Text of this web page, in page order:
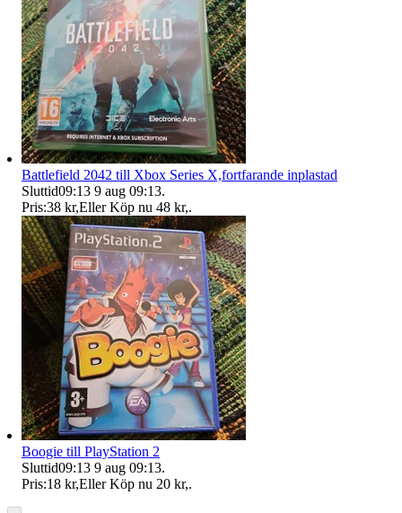
Battlefield 2042 till Xbox Series X,fortfarande inplastad
Sluttid09:13 9 aug 09:13.
Pris:38 kr,Eller Köp nu 48 kr,.
Boogie till PlayStation 2
Sluttid09:13 9 aug 09:13.
Pris:18 kr,Eller Köp nu 20 kr,.